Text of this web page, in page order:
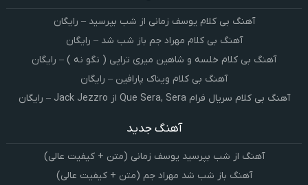
آهنگ بی کلام یوسف زمانی از شب بپرسید – رایگان
آهنگ بی کلام مهراد جم باز شب شد – رایگان
آهنگ بی کلام خلسه و شاهین میری تراپی ( نگو نه ) – رایگان
آهنگ بی کلام ویناک پارافین – رایگان
آهنگ بی کلام سریال فرام Que Sera, Sera از Jack Jezzro – رایگان
آهنگ جدید
آهنگ از شب بپرسید یوسف زمانی (متن + کیفیت عالی)
آهنگ باز شب شد مهراد جم (متن + کیفیت عالی)